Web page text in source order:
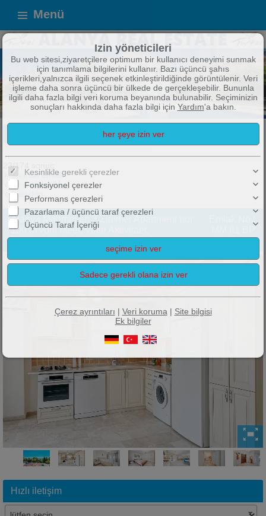
Menü
ALANYA IMMOBILIEN TOP ANGEBOTE !
23/174 sonuç
Sonraki emlak
Bir önceki ürün
Geri dön
Alanya Mahmutlar: 3 Zimmer Apartment nur
100 m vom Meer, Volle Aktivitaet,
İnnenpool etc
Hızlı iletişim
Izin yöneticileri
Bu web sitesi,ziyaretçilere optimum bir kullanıcı deneyimi sunmak
için tanımlama bilgilerini kullanır. Bazı üçüncü şahıs
içerikleri,yalnızca ilgili seçenek etkinleştirildiğinde görüntülenir. Veri
işleme daha sonra üçüncü bir ülkede de gerçekleşebilir. Bununla
ilgili daha fazla bilgi veri koruma beyanında bulunabilir. Seçiminizin
sonuçları hakkında daha fazla bilgi için Yardım'a bakın.
Kesinlikle gerekli çerezler
Fonksiyonel çerezler
Performans çerezleri
Pazarlama / üçüncü taraf çerezleri
Üçüncü Taraf İçeriği
Çerez ayrıntıları | Veri koruma | Site bilgisi
Ek bilgiler